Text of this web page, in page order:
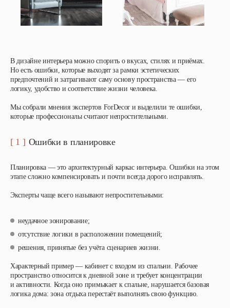
В дизайне интерьера можно спорить о вкусах, стилях и приёмах.
Но есть ошибки, которые выходят за рамки эстетических
предпочтений и затрагивают саму основу пространства — его
логику, удобство и соответствие жизни человека.
Мы собрали мнения экспертов ForDecor и выделили те ошибки,
которые профессионалы считают непростительными.
[ 1 ] Ошибки в планировке
Планировка — это архитектурный каркас интерьера. Ошибки на этом
этапе сложно компенсировать и почти всегда дорого исправлять.
Эксперты чаще всего называют непростительными:
неудачное зонирование;
отсутствие логики в расположении помещений;
решения, принятые без учёта сценариев жизни.
Характерный пример — кабинет с входом из спальни. Рабочее
пространство относится к дневной зоне и требует концентрации
и активности. Когда оно примыкает к спальне, нарушается базовая
логика дома: зона отдыха перестаёт выполнять свою функцию.